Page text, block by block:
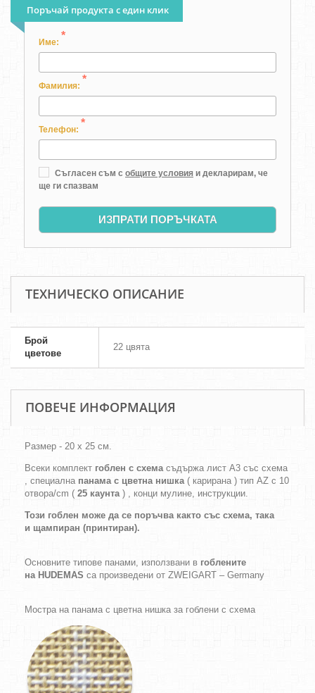
Поръчай продукта с един клик
Име:
*
Фамилия:
*
Телефон:
*
Съгласен съм с общите условия и декларирам, че
ще ги спазвам
ИЗПРАТИ ПОРЪЧКАТА
ТЕХНИЧЕСКО ОПИСАНИЕ
Брой
цветове
22 цвята
ПОВЕЧЕ ИНФОРМАЦИЯ
Размер - 20 х 25 см.
Всеки комплект гоблен с схемасъдържа лист А3 със схема
, специална панама с цветна нишка( карирана ) тип AZ с 10
отвора/cm ( 25 каунта) , конци мулине, инструкции.
Този гоблен може да се поръчва както със схема, така
и щампиран (принтиран).
Основните типове панами, използвани в гоблените
на HUDEMAS са произведени от ZWEIGART – Germany
Мостра на панама с цветна нишка за гоблени с схема